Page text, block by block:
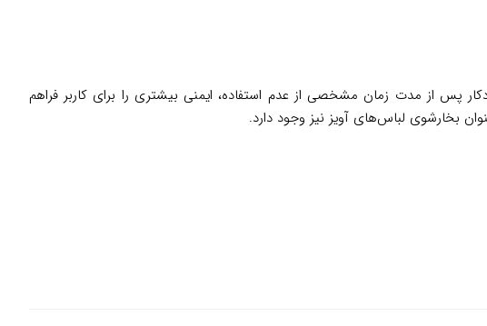
پس از مدت زمان مشخصی از عدم استفاده، ایمنی بیشتری را برای کاربر فراهم
بخارشوی لباس‌های آویز نیز وجود دارد.